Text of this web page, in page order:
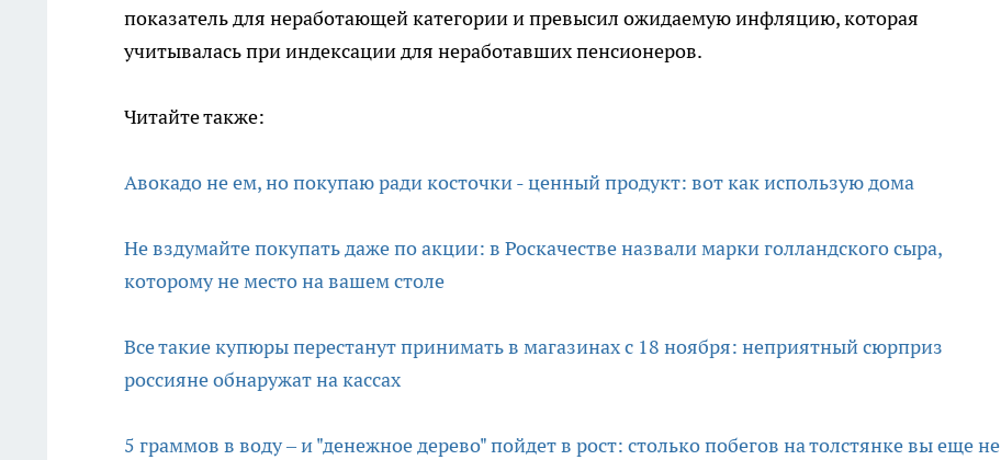
показатель для неработающей категории и превысил ожидаемую инфляцию, которая
учитывалась при индексации для неработавших пенсионеров.
Читайте также:
Авокадо не ем, но покупаю ради косточки - ценный продукт: вот как использую дома
Не вздумайте покупать даже по акции: в Роскачестве назвали марки голландского сыра,
которому не место на вашем столе
Все такие купюры перестанут принимать в магазинах с 18 ноября: неприятный сюрприз
россияне обнаружат на кассах
5 граммов в воду – и "денежное дерево" пойдет в рост: столько побегов на толстянке вы еще не